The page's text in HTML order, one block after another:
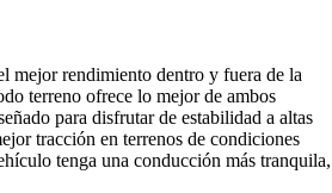
mejor rendimiento dentro y fuera de la
terreno ofrece lo mejor de ambos
para disfrutar de estabilidad a altas
tracción en terrenos de condiciones
tenga una conducción más tranquila,